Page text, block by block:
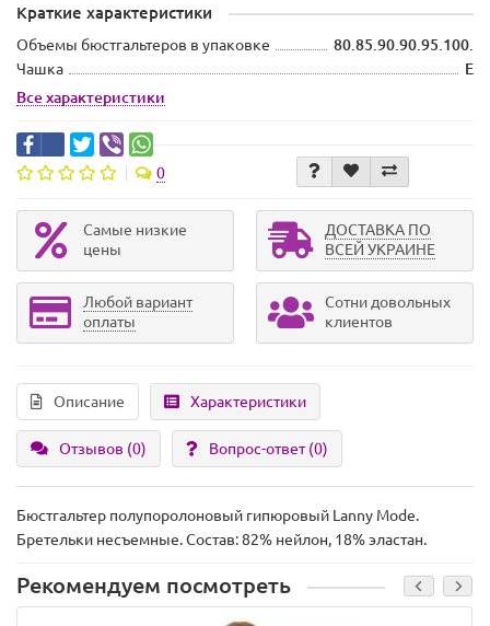
Краткие характеристики
Объемы бюстгальтеров в упаковке
80.85.90.90.95.100.
Чашка
E
Все характеристики
0
Самые низкие
цены
ДОСТАВКА ПО
ВСЕЙ УКРАИНЕ
Любой вариант
оплаты
Сотни довольных
клиентов
Описание Характеристики
Отзывов (0) Вопрос-ответ(0)
Бюстгальтер полупоролоновый гипюровый Lanny Mode.
Бретельки несъемные. Состав: 82% нейлон, 18% эластан.
Рекомендуем посмотреть